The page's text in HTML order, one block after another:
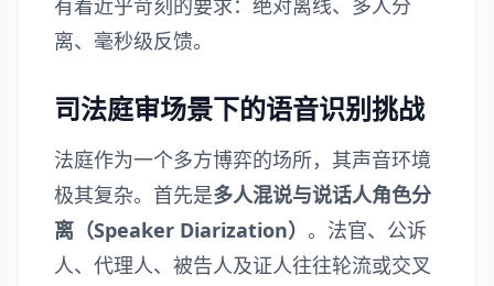
有着近乎苛刻的要求：绝对离线、多人分
离、毫秒级反馈。
司法庭审场景下的语音识别挑战
法庭作为一个多方博弈的场所，其声音环境
极其复杂。首先是多人混说与说话人角色分
离（Speaker Diarization） 。法官、公诉
人、代理人、被告人及证人往往轮流或交叉